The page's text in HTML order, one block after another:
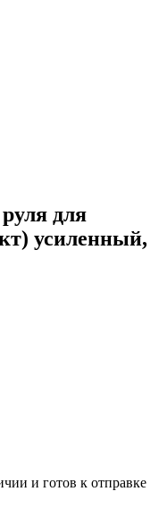
для
усиленный,
и готов к отправке